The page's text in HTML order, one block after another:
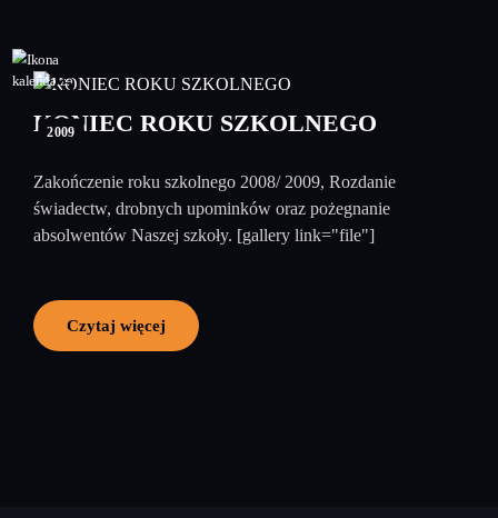
25
2009
KONIEC ROKU SZKOLNEGO
Zakończenie roku szkolnego 2008/ 2009, Rozdanie
świadectw, drobnych upominków oraz pożegnanie
absolwentów Naszej szkoły. [gallery link="file"]
Czytaj więcej